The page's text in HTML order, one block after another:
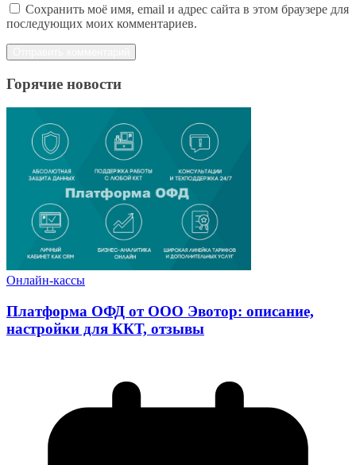
Сохранить моё имя, email и адрес сайта в этом браузере для
последующих моих комментариев.
Горячие новости
Онлайн-кассы
Платформа ОФД от ООО Эвотор: описание,
настройки для ККТ, отзывы